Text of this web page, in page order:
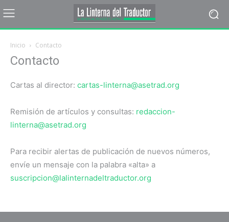
Inicio Contacto
Contacto
Cartas al director: cartas-linterna@asetrad.org
Remisión de artículos y consultas: redaccion-
linterna@asetrad.org
Para recibir alertas de publicación de nuevos números,
envíe un mensaje con la palabra «alta» a
suscripcion@lalinternadeltraductor.org